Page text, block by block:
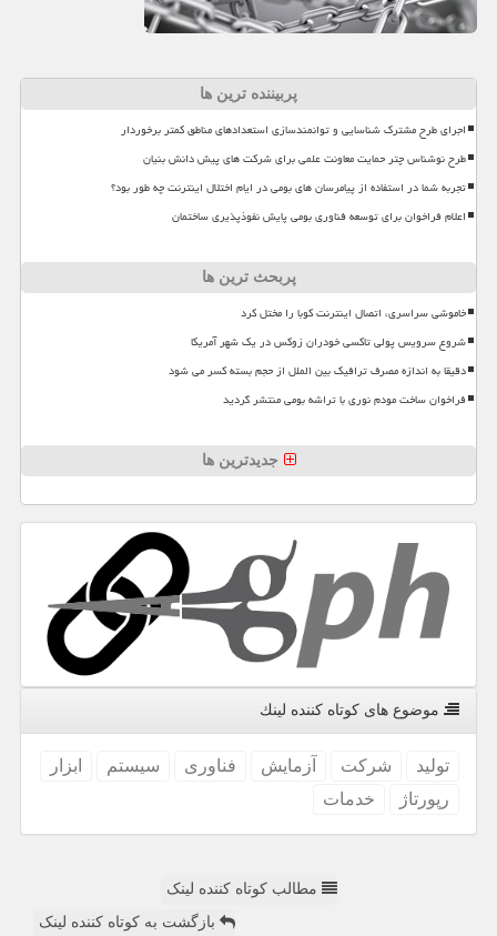
پربیننده ترین ها
اجرای طرح مشترک شناسایی و توانمندسازی استعدادهای مناطق کمتر برخوردار
طرح نوشناس چتر حمایت معاونت علمی برای شرکت های پیش دانش بنیان
تجربه شما در استفاده از پیامرسان های بومی در ایام اختلال اینترنت چه طور بود؟
اعلام فراخوان برای توسعه فناوری بومی پایش نفوذپذیری ساختمان
پربحث ترین ها
خاموشی سراسری، اتصال اینترنت کوبا را مختل کرد
شروع سرویس پولی تاکسی خودران زوکس در یک شهر آمریکا
دقیقا به اندازه مصرف ترافیک بین الملل از حجم بسته کسر می شود
فراخوان ساخت مودم نوری با تراشه بومی منتشر گردید
جدیدترین ها
موضوع های كوتاه كننده لینك
تولید شركت آزمایش فناوری سیستم
ابزار
رپورتاژ
خدمات
مطالب کوتاه کننده لینک
بازگشت به کوتاه کننده لینک